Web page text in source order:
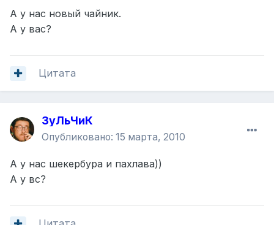
А у нас новый чайник.
А у вас?
Цитата
ЗуЛьЧиК
Опубликовано: 15 марта, 2010
А у нас шекербура и пахлава))
А у вс?